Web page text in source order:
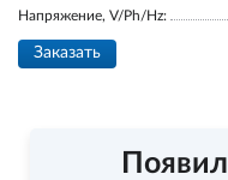
Напряжение, V/Ph/Hz:
Заказать